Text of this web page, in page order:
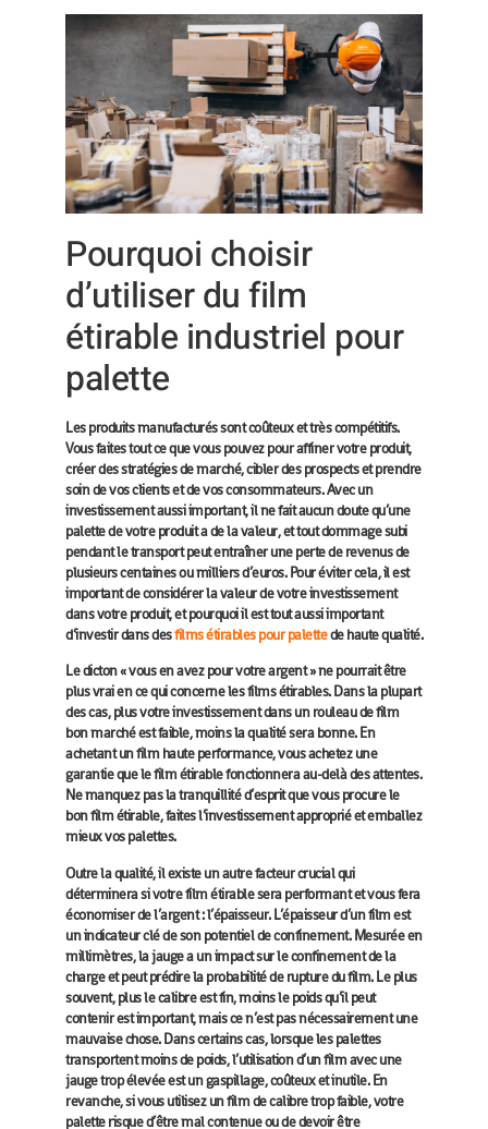
Pourquoi choisir
d’utiliser du film
étirable industriel pour
palette
Les produits manufacturés sont coûteux et très compétitifs.
Vous faites tout ce que vous pouvez pour affiner votre produit,
créer des stratégies de marché, cibler des prospects et prendre
soin de vos clients et de vos consommateurs. Avec un
investissement aussi important, il ne fait aucun doute qu’une
palette de votre produit a de la valeur, et tout dommage subi
pendant le transport peut entraîner une perte de revenus de
plusieurs centaines ou milliers d’euros. Pour éviter cela, il est
important de considérer la valeur de votre investissement
dans votre produit, et pourquoi il est tout aussi important
d’investir dans desfilms étirables pour palettede haute qualité.
Le dicton « vous en avez pour votre argent » ne pourrait être
plus vrai en ce qui concerne les films étirables. Dans la plupart
des cas, plus votre investissement dans un rouleau de film
bon marché est faible, moins la qualité sera bonne. En
achetant un film haute performance, vous achetez une
garantie que le film étirable fonctionnera au-delà des attentes.
Ne manquez pas la tranquillité d’esprit que vous procure le
bon film étirable, faites l’investissement approprié et emballez
mieux vos palettes.
Outre la qualité, il existe un autre facteur crucial qui
déterminera si votre film étirable sera performant et vous fera
économiser de l’argent : l’épaisseur. L’épaisseur d’un film est
un indicateur clé de son potentiel de confinement. Mesurée en
millimètres, la jauge a un impact sur le confinement de la
charge et peut prédire la probabilité de rupture du film. Le plus
souvent, plus le calibre est fin, moins le poids qu’il peut
contenir est important, mais ce n’est pas nécessairement une
mauvaise chose. Dans certains cas, lorsque les palettes
transportent moins de poids, l’utilisation d’un film avec une
jauge trop élevée est un gaspillage, coûteux et inutile. En
revanche, si vous utilisez un film de calibre trop faible, votre
palette risque d’être mal contenue ou de devoir être